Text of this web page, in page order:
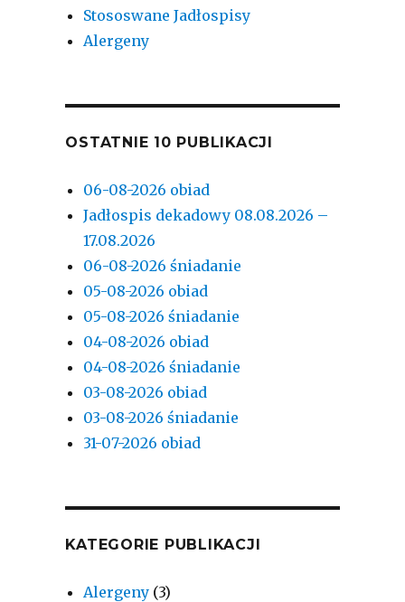
Stososwane Jadłospisy
Alergeny
OSTATNIE 10 PUBLIKACJI
06-08-2026 obiad
Jadłospis dekadowy 08.08.2026 –
17.08.2026
06-08-2026 śniadanie
05-08-2026 obiad
05-08-2026 śniadanie
04-08-2026 obiad
04-08-2026 śniadanie
03-08-2026 obiad
03-08-2026 śniadanie
31-07-2026 obiad
KATEGORIE PUBLIKACJI
Alergeny (3)